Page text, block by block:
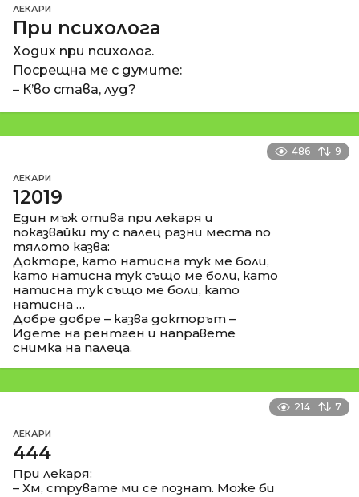
ЛЕКАРИ
При психолога
Ходих при психолог.
Посрещна ме с думите:
– К’во става, луд?
486 9
ЛЕКАРИ
12019
Един мъж отива при лекаря и
показвайки my с палец разни места по
тялото казва:
Докторе, като натисна тук ме боли,
като натисна тук също ме боли, като
натисна тук също ме боли, като
натисна …
Добре добре – казва докторът –
Идете на рентген и направете
снимка на палеца.
214 7
ЛЕКАРИ
444
При лекаря:
– Хм, струвате ми се познат. Може би